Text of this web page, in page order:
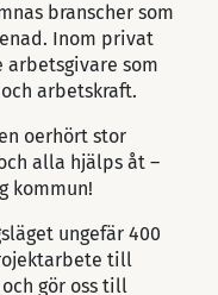
branscher som
Inom privat
arbetsgivare som
arbetskraft.
oerhört stor
alla hjälps åt –
kommun!
ungefär 400
till
gör oss till